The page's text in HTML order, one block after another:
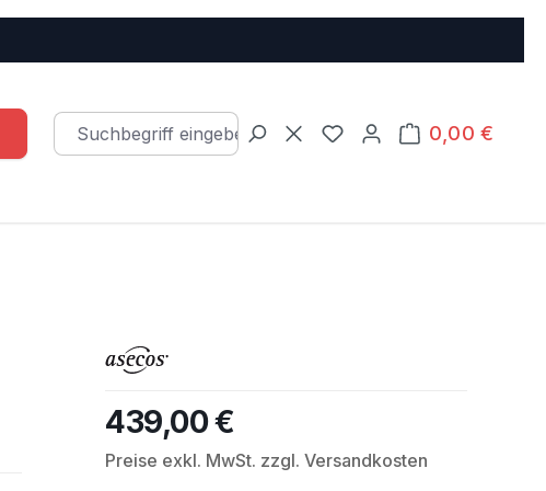
Du hast 0 Produkte auf
0,00 €
Warenkorb
Regulärer Preis:
439,00 €
Preise exkl. MwSt. zzgl. Versandkosten